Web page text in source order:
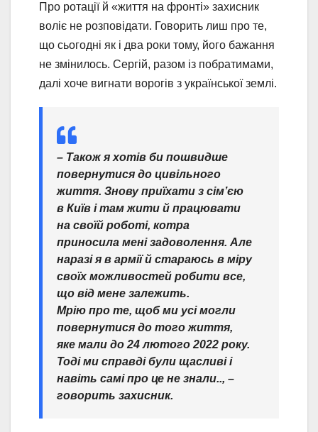
Про ротації й «життя на фронті» захисник
воліє не розповідати. Говорить лиш про те,
що сьогодні як і два роки тому, його бажання
не змінилось. Сергій, разом із побратимами,
далі хоче вигнати ворогів з української землі.
– Також я хотів би пошвидше
повернутися до цивільного
життя. Знову приїхати з сім’єю
в Київ і там жити й працювати
на своїй роботі, котра
приносила мені задоволення. Але
наразі я в армії й стараюсь в міру
своїх можливостей робити все,
що від мене залежить.
Мрію про те, щоб ми усі могли
повернутися до того життя,
яке мали до 24 лютого 2022 року.
Тоді ми справді були щасливі і
навіть самі про це не знали.., –
говорить захисник.